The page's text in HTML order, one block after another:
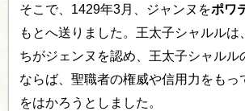
そこで、1429年3月、ジャンヌをポワ
もとへ送りました。王太子シャルルは
ちがジェンヌを認め、王太子シャルル
ならば、聖職者の権威や信用力をもっ
をはかろうとしました。